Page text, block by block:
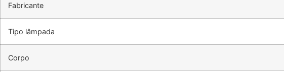
Fabricante
Tipo lâmpada
Corpo